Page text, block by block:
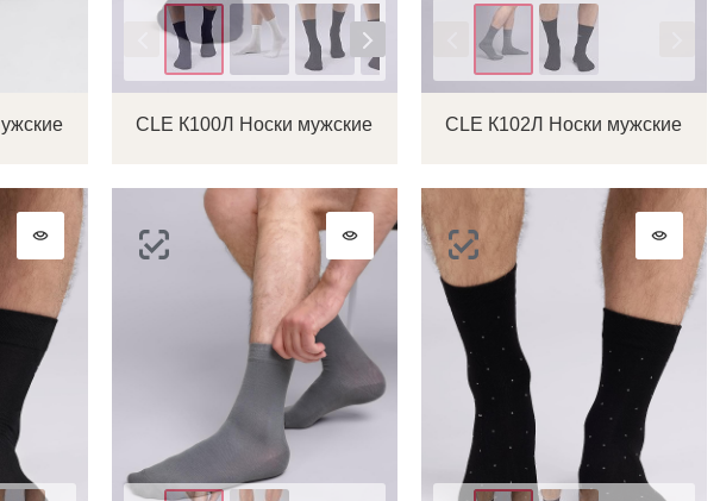
CLE К100Л Носки мужские CLE К102Л Носки мужские